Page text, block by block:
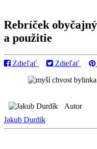
Rebríček
a použitie
Zdieľať Zdieľať
Autor
Jakub Durdík